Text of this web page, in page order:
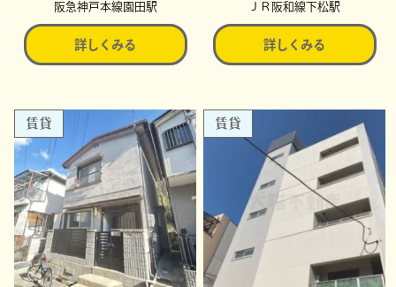
阪急神戸本線園田駅
詳しくみる
ＪＲ阪和線下松駅
詳しくみる
賃貸 賃貸